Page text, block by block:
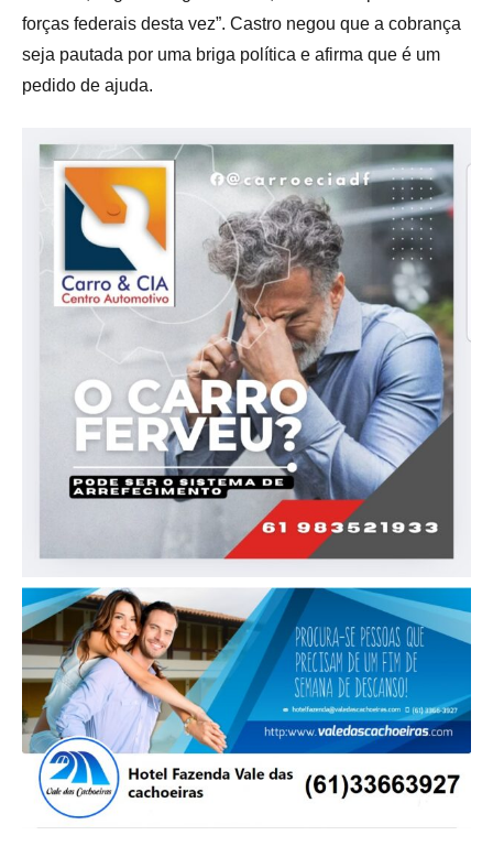
forças federais desta vez”. Castro negou que a cobrança
seja pautada por uma briga política e afirma que é um
pedido de ajuda.